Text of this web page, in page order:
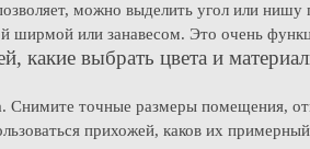
можно выделить угол или
ширмой или занавесом. Это очень
какие выбрать цвета и
Снимите точные размеры помещения,
прихожей, каков их